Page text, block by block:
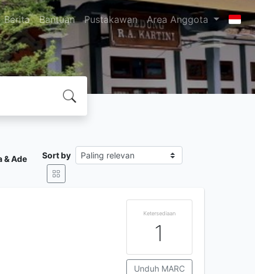
Berita Bantuan Pustakawan Area Anggota
& Ade
Sort by
Ketersediaan
1
Unduh MARC